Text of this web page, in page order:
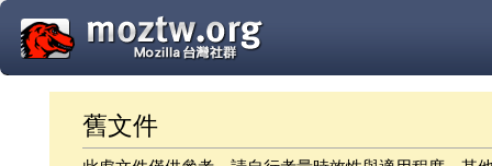
舊文件